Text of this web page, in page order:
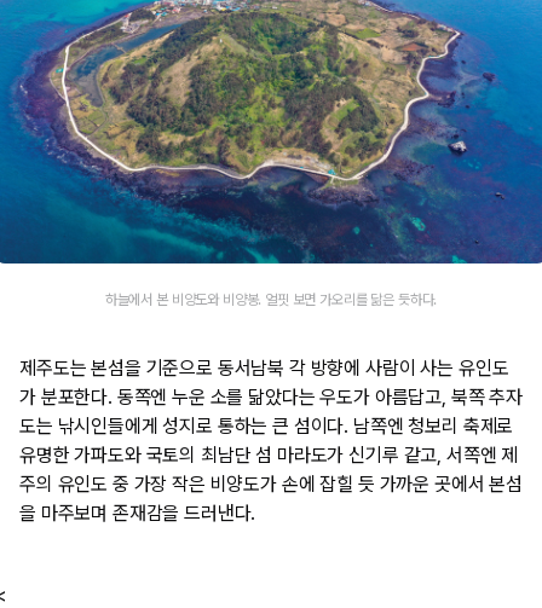
하늘에서 본 비양도와 비양봉. 얼핏 보면 가오리를 닮은 듯하다.
제주도는 본섬을 기준으로 동서남북 각 방향에 사람이 사는 유인도
가 분포한다. 동쪽엔 누운 소를 닮았다는 우도가 아름답고, 북쪽 추자
도는 낚시인들에게 성지로 통하는 큰 섬이다. 남쪽엔 청보리 축제로
유명한 가파도와 국토의 최남단 섬 마라도가 신기루 같고, 서쪽엔 제
주의 유인도 중 가장 작은 비양도가 손에 잡힐 듯 가까운 곳에서 본섬
을 마주보며 존재감을 드러낸다.